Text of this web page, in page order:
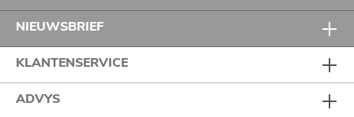
NIEUWSBRIEF
KLANTENSERVICE
ADVYS